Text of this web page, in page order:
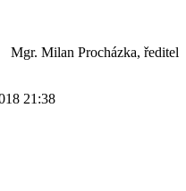
Mgr. Milan Procházka, ředitel
21:38